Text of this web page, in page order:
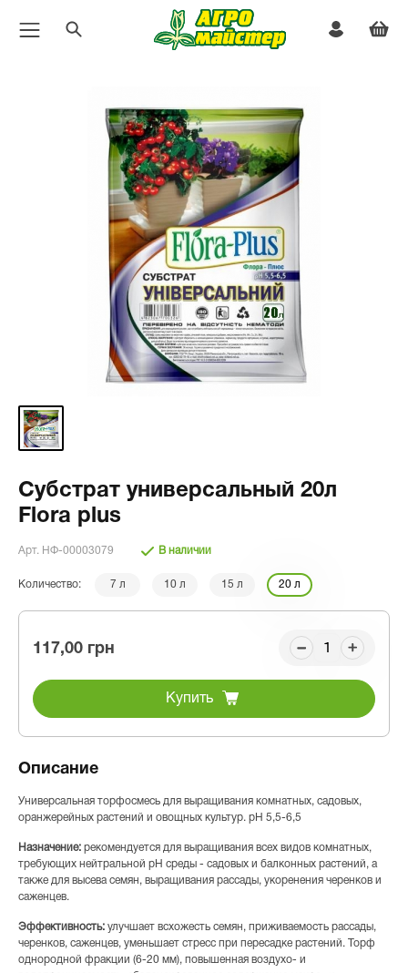
Субстрат универсальный 20л
Flora plus
Арт. НФ-00003079 В наличии
Количество: 7 л 10 л 15 л 20 л
117,00 грн
Купить
Описание
Универсальная торфосмесь для выращивания комнатных, садовых,
оранжерейных растений и овощных культур. pH 5,5-6,5
Назначение: рекомендуется для выращивания всех видов комнатных,
требующих нейтральной pH среды - садовых и балконных растений, а
также для высева семян, выращивания рассады, укоренения черенков и
саженцев.
Эффективность: улучшает всхожесть семян, приживаемость рассады,
черенков, саженцев, уменьшает стресс при пересадке растений. Торф
однородной фракции (6-20 мм), повышенная воздухо- и